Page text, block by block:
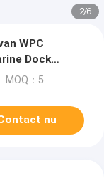
2/6
WPC
Dock
MOQ：5
nu